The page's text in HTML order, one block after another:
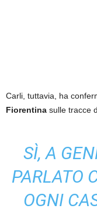
Carli, tuttavia, ha
Fiorentina sulle tracce
SÌ, A
PARLATO
OGNI